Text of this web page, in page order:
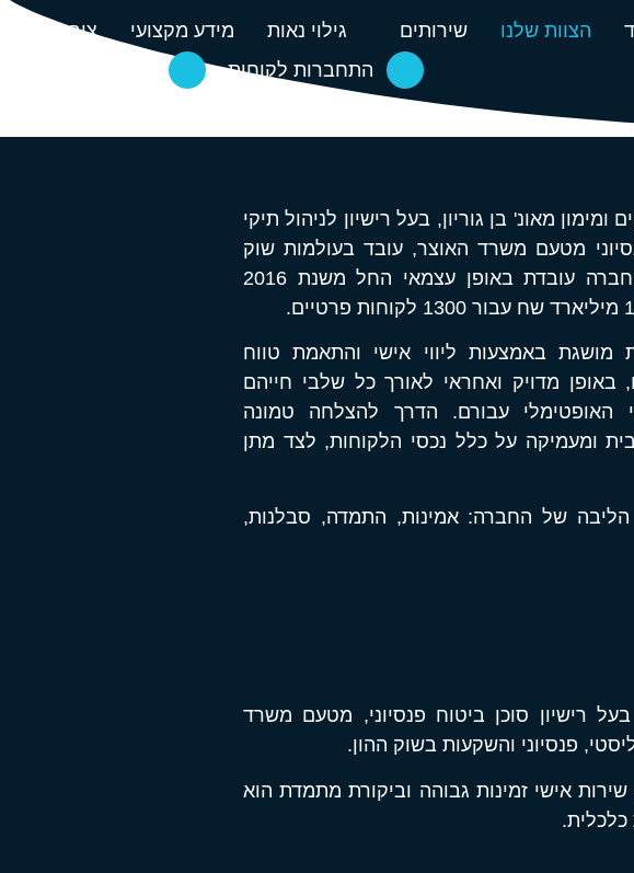
הצוות שלנו שירותים גילוי נאות מידע מקצועי
צור קשר
התחברות לקוחות
מאונ' בן גוריון, בעל רישיון לניהול תיקי
מטעם משרד האוצר, עובד בעולמות שוק
ההון והביטוח, החל משנת 2009 והחברה עובדת באופן עצמאי החל משנת 2016
מושגת באמצעות ליווי אישי והתאמת טווח
מדויק ואחראי לאורך כל שלבי חייהם
האופטימלי עבורם. הדרך להצלחה טמונה
ומעמיקה על כלל נכסי הלקוחות, לצד מתן
של החברה: אמינות, התמדה, סבלנות,
רישיון סוכן ביטוח פנסיוני, מטעם משרד
פנסיוני והשקעות בשוק ההון.
אישי זמינות גבוהה וביקורת מתמדת הוא
כלכלית.